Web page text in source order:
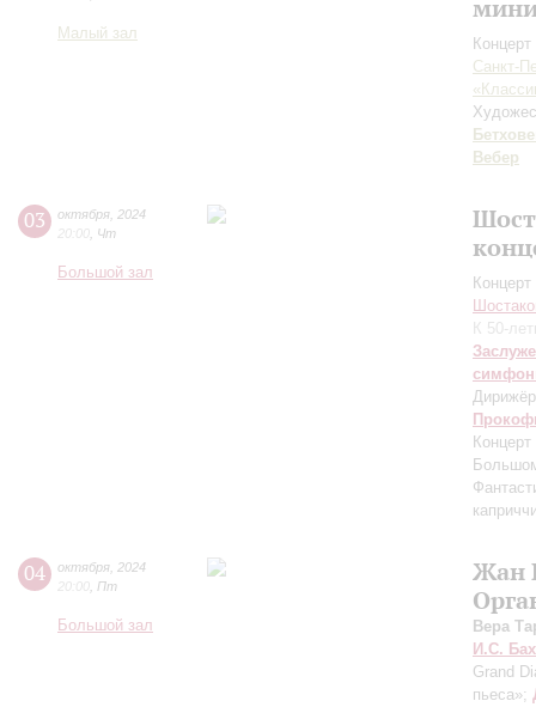
Малый зал
Санкт-
Вебер
03 октября 2024
20:00 Чт
Большой зал
К 50-
04 октября 2024
20:00 Пт
Большой зал
Жан
Вера
И.С. Бах
Grand
пьеса»;